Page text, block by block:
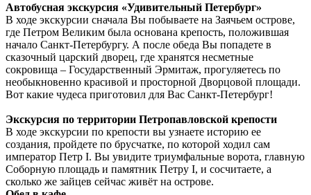
Автобусная экскурсия «Удивительный Петербург»
В ходе экскурсии сначала Вы побываете на Заячьем острове,
где Петром Великим была основана крепость, положившая
начало Санкт-Петербургу. А после обеда Вы попадете в
сказочный царский дворец, где хранятся несметные
сокровища – Государственный Эрмитаж, прогуляетесь по
необыкновенно красивой и просторной Дворцовой площади.
Вот какие чудеса приготовил для Вас Санкт-Петербург!
Экскурсия по территории Петропавловской крепости
В ходе экскурсии по крепости вы узнаете историю ее
создания, пройдете по брусчатке, по которой ходил сам
император Петр I. Вы увидите триумфальные ворота, главную
Соборную площадь и памятник Петру I, и сосчитаете, а
сколько же зайцев сейчас живёт на острове.